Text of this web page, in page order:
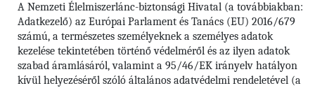
A Nemzeti Élelmiszerlánc-biztonsági Hivatal (a továbbiakban:
Adatkezelő) az Európai Parlament és Tanács (EU) 2016/679
számú, a természetes személyeknek a személyes adatok
kezelése tekintetében történő védelméről és az ilyen adatok
szabad áramlásáról, valamint a 95/46/EK irányelv hatályon
kívül helyezéséről szóló általános adatvédelmi rendeletével (a